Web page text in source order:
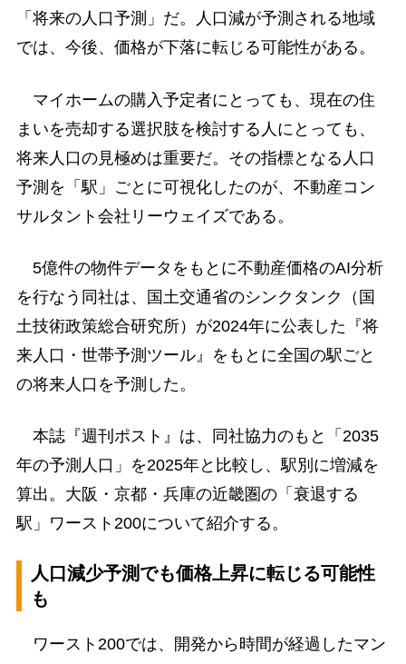
「将来の人口予測」だ。人口減が予測される地域
では、今後、価格が下落に転じる可能性がある。
マイホームの購入予定者にとっても、現在の住
まいを売却する選択肢を検討する人にとっても、
将来人口の見極めは重要だ。その指標となる人口
予測を「駅」ごとに可視化したのが、不動産コン
サルタント会社リーウェイズである。
5億件の物件データをもとに不動産価格のAI分析
を行なう同社は、国土交通省のシンクタンク（国
土技術政策総合研究所）が2024年に公表した『将
来人口・世帯予測ツール』をもとに全国の駅ごと
の将来人口を予測した。
本誌『週刊ポスト』は、同社協力のもと「2035
年の予測人口」を2025年と比較し、駅別に増減を
算出。大阪・京都・兵庫の近畿圏の「衰退する
駅」ワースト200について紹介する。
人口減少予測でも価格上昇に転じる可能性
も
ワースト200では、開発から時間が経過したマン